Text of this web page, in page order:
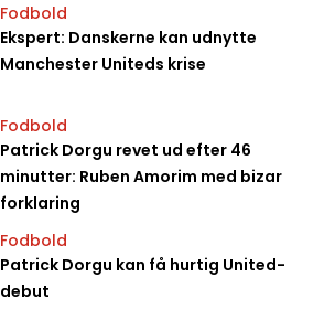
Fodbold
Ekspert: Danskerne kan udnytte
Manchester Uniteds krise
Fodbold
Patrick Dorgu revet ud efter 46
minutter: Ruben Amorim med bizar
forklaring
Fodbold
Patrick Dorgu kan få hurtig United-
debut